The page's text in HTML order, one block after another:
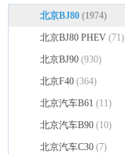
北京BJ80 (1974)
北京BJ80 PHEV (71)
北京BJ90 (930)
北京F40 (364)
北京汽车B61 (11)
北京汽车B90 (10)
北京汽车C30 (7)